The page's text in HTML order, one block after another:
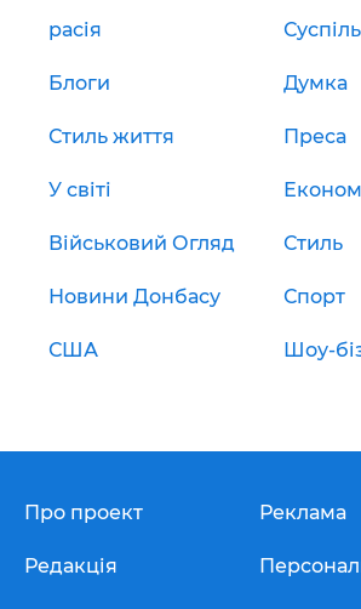
расія
Блоги Думка
Стиль життя Преса
У світі
Військовий Огляд Стиль
Новини Донбасу Спорт
США Шоу-
Про проект
Редакція
Реклама